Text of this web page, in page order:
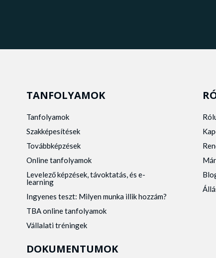
TANFOLYAMOK
Tanfolyamok
Szakképesítések
Továbbképzések
Online tanfolyamok
Levelező képzések, távoktatás, és e-
learning
Ingyenes teszt: Milyen munka illik hozzám?
TBA online tanfolyamok
Vállalati tréningek
DOKUMENTUMOK